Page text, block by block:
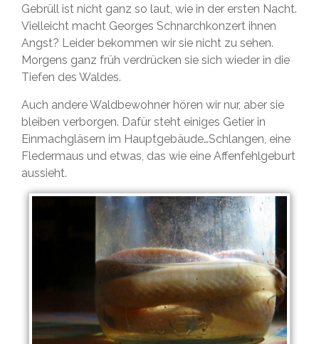
Gebrüll ist nicht ganz so laut, wie in der ersten Nacht.
Vielleicht macht Georges Schnarchkonzert ihnen
Angst? Leider bekommen wir sie nicht zu sehen.
Morgens ganz früh verdrücken sie sich wieder in die
Tiefen des Waldes.
Auch andere Waldbewohner hören wir nur, aber sie
bleiben verborgen. Dafür steht einiges Getier in
Einmachgläsern im Hauptgebäude…Schlangen, eine
Fledermaus und etwas, das wie eine Affenfehlgeburt
aussieht.